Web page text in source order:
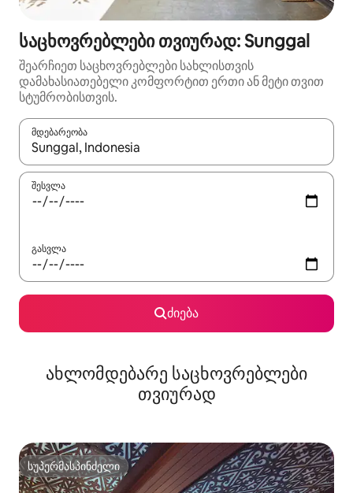
საცხოვრებლები თვიურად: Sunggal
შეარჩიეთ საცხოვრებლები სახლისთვის
დამახასიათებელი კომფორტით ერთი ან მეტი თვით
სტუმრობისთვის.
მდებარეობა
როცა შედეგები ხელმისაწვდომი გახდება, ნავიგაციისთვის
შესვლა
გასვლა
ძიება
ახლომდებარე საცხოვრებლები
თვიურად
სუპერმასპინძელი
სუპერმასპინძელი